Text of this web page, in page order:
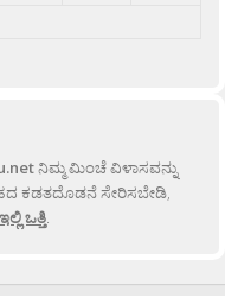
ನಿಮ್ಮ ಮಿಂಚೆ ವಿಳಾಸವನ್ನು
ಕಡತದೊಡನೆ ಸೇರಿಸಬೇಡಿ,
ಇಲ್ಲಿ ಒತ್ತಿ.